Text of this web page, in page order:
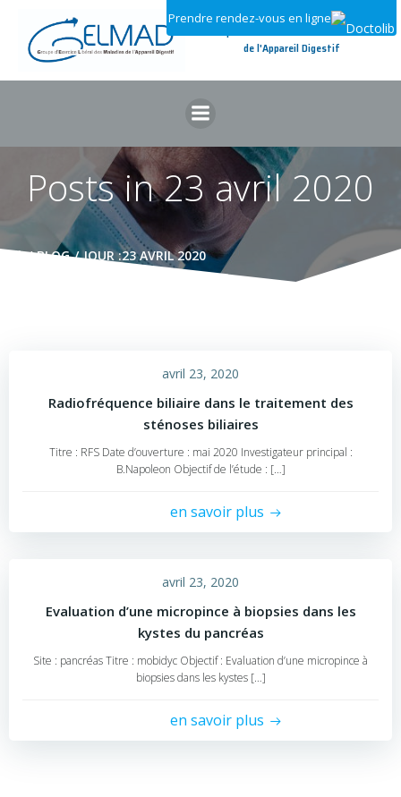
Prendre rendez-vous en ligne
au
contenu
Groupe d'Exercice Libéral des Maladies
de l'Appareil Digestif
Posts in 23 avril 2020
BLOG JOUR :23 AVRIL 2020
avril 23, 2020
Radiofréquence biliaire dans le traitement des
sténoses biliaires
Titre : RFS Date d’ouverture : mai 2020 Investigateur principal :
B.Napoleon Objectif de l’étude : […]
en savoir plus
avril 23, 2020
Evaluation d’une micropince à biopsies dans les
kystes du pancréas
Site : pancréas Titre : mobidyc Objectif : Evaluation d’une micropince à
biopsies dans les kystes […]
en savoir plus